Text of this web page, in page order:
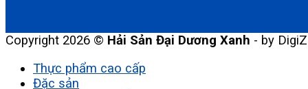
Copyright 2026 © Hải Sản Đại Dương Xanh - by DigiZ
Thực phẩm cao cấp
Đặc sản